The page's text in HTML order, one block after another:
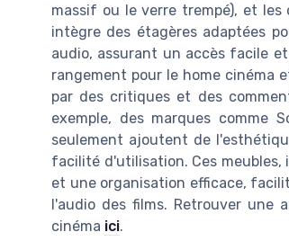
massif ou le verre trempé), et
intègre des étagères adaptées
audio, assurant un accès facile
rangement pour le home cinéma
par des critiques et des
exemple, des marques comme
seulement ajoutent de
facilité d'utilisation. Ces meubles,
et une organisation efficace,
l'audio des films. Retrouver une
cinéma ici.